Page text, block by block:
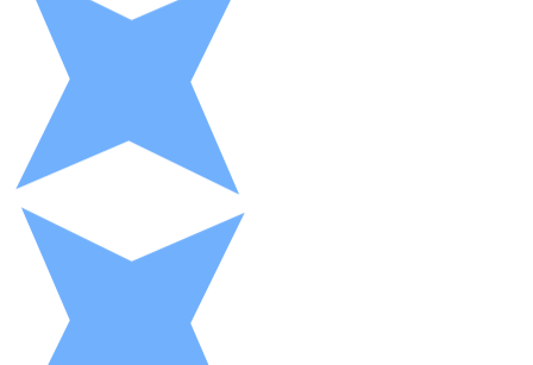
XRP
XRP
Ver todo
Efectivo
Compra criptomonedas con efectivo en tu tienda más